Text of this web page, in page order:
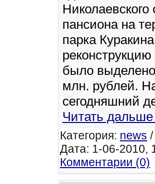
Николаевского
пансиона на
парка
было
млн. рублей.
сегодняшний
Читать
Категория: news
Дата: 1-06-2010,
Комментарии (0)